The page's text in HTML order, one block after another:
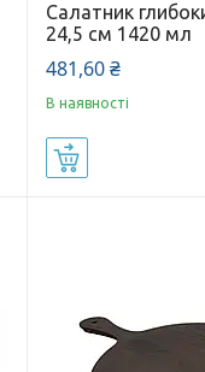
Салатник
24,5 см 1420 мл
481,60 ₴
В наявності